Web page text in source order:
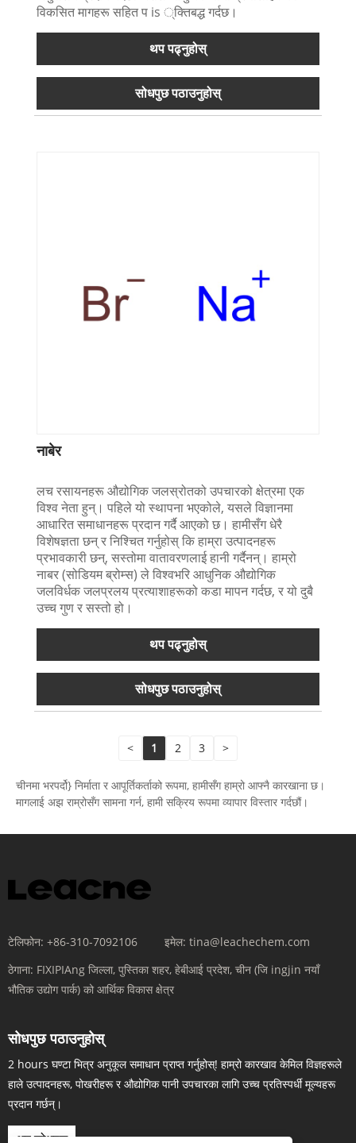
विकसित मागहरू सहित प is ्क्तिबद्ध गर्दछ।
थप पढ्नुहोस्
सोधपुछ पठाउनुहोस्
नाबेर
लच रसायनहरू औद्योगिक जलस्रोतको उपचारको क्षेत्रमा एक
विश्व नेता हुन्। पहिले यो स्थापना भएकोले, यसले विज्ञानमा
आधारित समाधानहरू प्रदान गर्दै आएको छ। हामीसँग धेरै
विशेषज्ञता छन् र निश्चित गर्नुहोस् कि हाम्रा उत्पादनहरू
प्रभावकारी छन्, सस्तोमा वातावरणलाई हानी गर्दैनन्। हाम्रो
नाबर (सोडियम ब्रोम्स) ले विश्वभरि आधुनिक औद्योगिक
जलविर्धक जलप्रलय प्रत्याशाहरूको कडा मापन गर्दछ, र यो दुबै
उच्च गुण र सस्तो हो।
थप पढ्नुहोस्
सोधपुछ पठाउनुहोस्
< 1 2 3 >
चीनमा भरपर्दो} निर्माता र आपूर्तिकर्ताको रूपमा, हामीसँग हाम्रो आफ्नै कारखाना छ।
मागलाई अझ राम्रोसँग सामना गर्न, हामी सक्रिय रूपमा व्यापार विस्तार गर्दछौं।
टेलिफोन: +86-310-7092106 इमेल: tina@leachechem.com
ठेगाना: FIXIPIAng जिल्ला, पुस्तिका शहर, हेबीआई प्रदेश, चीन (जि ingjin नयाँ
भौतिक उद्योग पार्क) को आर्थिक विकास क्षेत्र
सोधपुछ पठाउनुहोस्
2 hours घण्टा भित्र अनुकूल समाधान प्राप्त गर्नुहोस्! हाम्रो कारखाव केमिल विज्ञहरूले
हाले उत्पादनहरू, पोखरीहरू र औद्योगिक पानी उपचारका लागि उच्च प्रतिस्पर्धी मूल्यहरू
प्रदान गर्छन्।
अब सोधपुछ